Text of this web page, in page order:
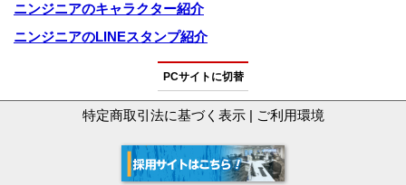
ニンジニアのキャラクター紹介
ニンジニアのLINEスタンプ紹介
PCサイトに切替
特定商取引法に基づく表示| ご利用環境